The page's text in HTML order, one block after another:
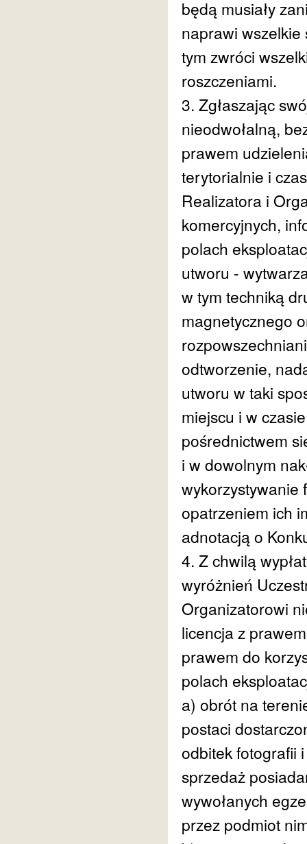
będą musiały
naprawi wszelkie
tym zwróci
roszczeniami.
3. Zgłaszając
nieodwołalną,
prawem
terytorialnie i
Realizatora i
komercyjnych,
polach
utworu -
w tym techniką
magnetycznego
odtworzenie,
utworu w taki
miejscu i w
pośrednictwem
i w dowolnym
wykorzystywanie
opatrzeniem ich
adnotacją o
4. Z chwilą
wyróżnień
Organizatorowi
licencja z
prawem do
polach
a) obrót na
postaci
odbitek fotografii
sprzedaż
wywołanych
przez podmiot